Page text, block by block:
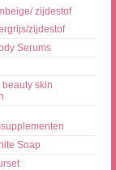
zijdestof
zijdestof
Serums
skin
Soap